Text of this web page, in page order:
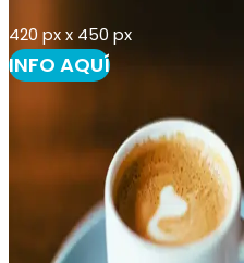
420 px x 450 px
INFO AQUÍ